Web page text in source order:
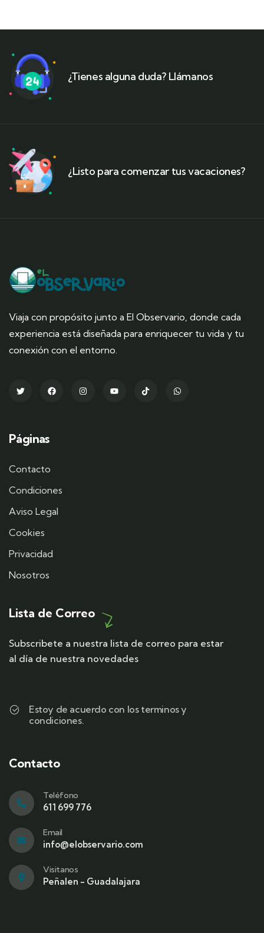
¿Tienes alguna duda? Llámanos
¿Listo para comenzar tus vacaciones?
Viaja con propósito junto a El Observario, donde cada
experiencia está diseñada para enriquecer tu vida y tu
conexión con el entorno.
Páginas
Contacto
Condiciones
Aviso Legal
Cookies
Privacidad
Nosotros
Lista de Correo
Subscribete a nuestra lista de correo para estar
al día de nuestra novedades
Estoy de acuerdo con los terminos y
condiciones.
Contacto
Teléfono
611 699 776
Email
info@elobservario.com
Visitanos
Peñalen - Guadalajara